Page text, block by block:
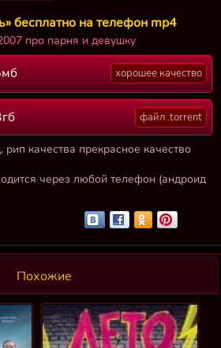
бесплатно на телефон mp4
про парня и девушку
хорошее качество
файл .torrent
качества прекрасное качество
через любой телефон (андроид
Похожие